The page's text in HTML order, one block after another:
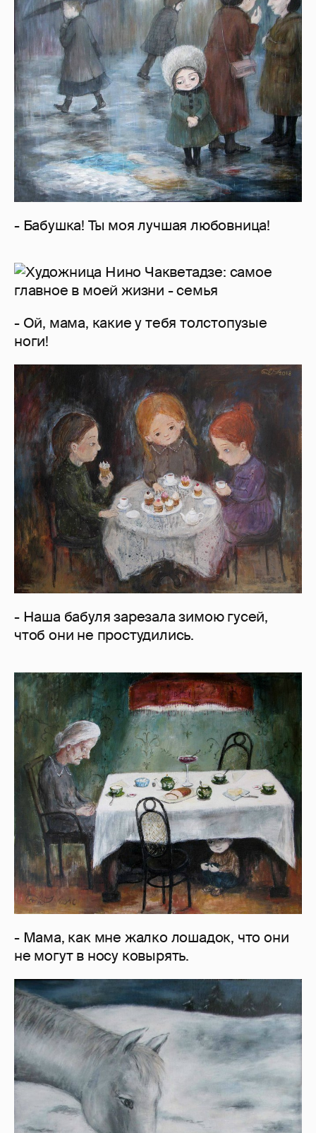
- Бабушка! Ты моя лучшая любовница!
- Ой, мама, какие у тебя толстопузые
ноги!
- Наша бабуля зарезала зимою гусей,
чтоб они не простудились.
- Мама, как мне жалко лошадок, что они
не могут в носу ковырять.